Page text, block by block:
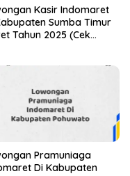
Kasir Indomaret
Sumba Timur
Tahun 2025 (Cek
Pramuniaga
Di Kabupaten